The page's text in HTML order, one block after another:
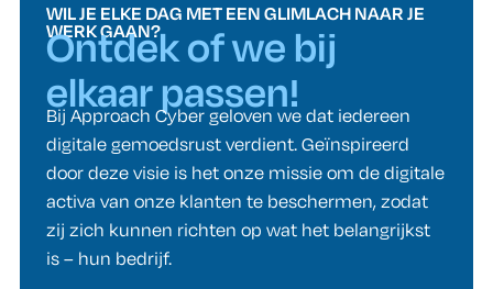
WIL JE ELKE DAG MET EEN GLIMLACH NAAR JE
WERK GAAN?
Ontdek of we bij
elkaar passen!
Bij Approach Cyber geloven we dat iedereen
digitale gemoedsrust verdient. Geïnspireerd
door deze visie is het onze missie om de digitale
activa van onze klanten te beschermen, zodat
zij zich kunnen richten op wat het belangrijkst
is – hun bedrijf.